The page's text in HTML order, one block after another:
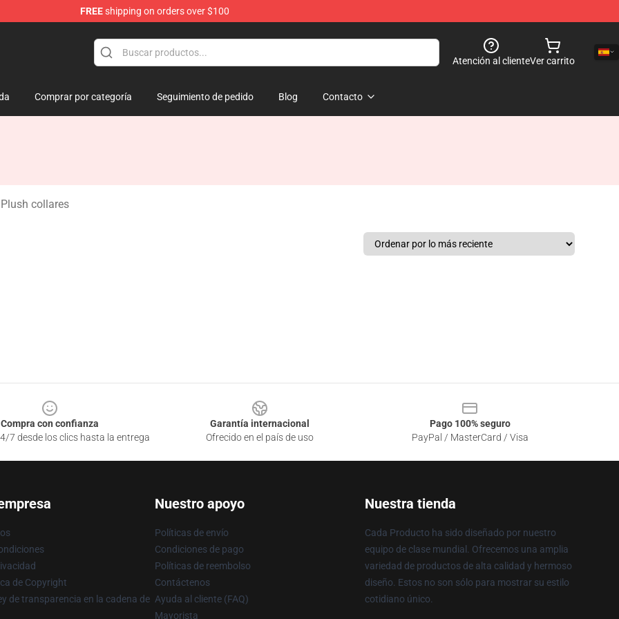
FREEshipping on orders over $100
Atención al clienteVer carrito
Comprar por categoría Seguimiento de pedido Blog Contacto
collares
Compra con confianza
7 desde los clics hasta la entrega
Garantía internacional
Ofrecido en el país de uso
Pago 100% seguro
PayPal / MasterCard / Visa
de Copyright
de transparencia en la cadena de
Nuestro apoyo
Políticas de envío
Condiciones de pago
Políticas de reembolso
Contáctenos
Ayuda al cliente (FAQ)
Mayorista
Nuestra tienda
Cada Producto ha sido diseñado por nuestro
equipo de clase mundial. Ofrecemos una amplia
variedad de productos de alta calidad y hermoso
diseño. Estos no son sólo para mostrar su estilo
cotidiano único.